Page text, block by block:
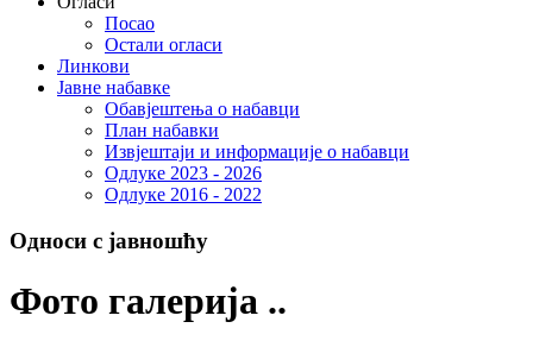
Посао
Остали огласи
Линкови
Јавне набавке
Обавјештења о набавци
План набавки
Извјештаји и информације о набавци
Одлуке 2023 - 2026
Одлуке 2016 - 2022
Односи с јавношћу
Фото галерија ..